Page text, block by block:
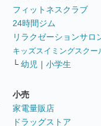
フィットネスクラブ
24時間ジム
リラクゼーションサロ
キッズスイミングスクー
└ 幼児 ｜ 小学生
小売
家電量販店
ドラッグストア